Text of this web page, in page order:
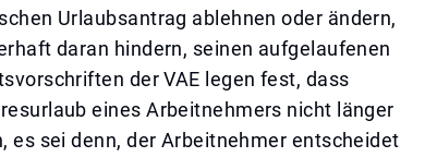
Urlaubsantrag ablehnen oder ändern,
daran hindern, seinen aufgelaufenen
der VAE legen fest, dass
eines Arbeitnehmers nicht länger
es sei denn, der Arbeitnehmer entscheidet